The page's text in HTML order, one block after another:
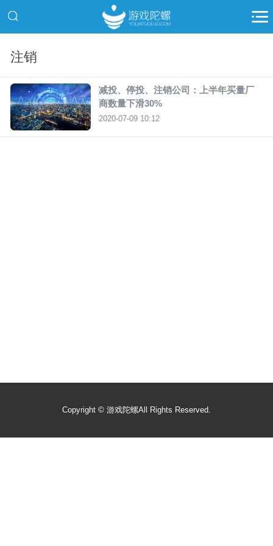
注销
减投、停投、注销公司：上半年买量厂
商数量下滑30%
2020-07-09 10:12
Copyright © 游戏陀螺All Rights Reserved.